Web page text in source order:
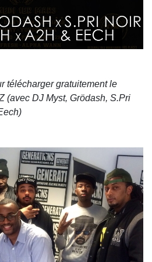
télécharger gratuitement le
(avec DJ Myst, Grödash, S.Pri